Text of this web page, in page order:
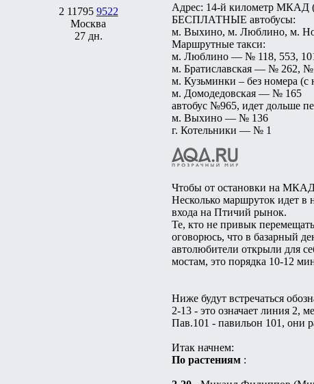
2 11795 9522
Москва
27 дн.
Адрес: 14-й километр МКАД
БЕСПЛАТНЫЕ автобусы:
м. Выхино, м. Люблино, м.
Маршрутные такси:
м. Люблино — № 118, 553,
м. Братиславская — № 262,
м. Кузьминки – без номера
м. Домодедовская — № 165
автобус №965, идет дольше
м. Выхино — № 136
г. Котельники — № 1
Чтобы от остановки на
Несколько маршруток идет в
входа на Птичий рынок.
Те, кто не привык
оговорюсь, что в базарный
автолюбители открыли для
мостам, это порядка 10-12
Ниже будут встречаться
2-13 - это означает линия 2,
Пав.101 - павильон 101, они
Итак начнем:
По растениям :